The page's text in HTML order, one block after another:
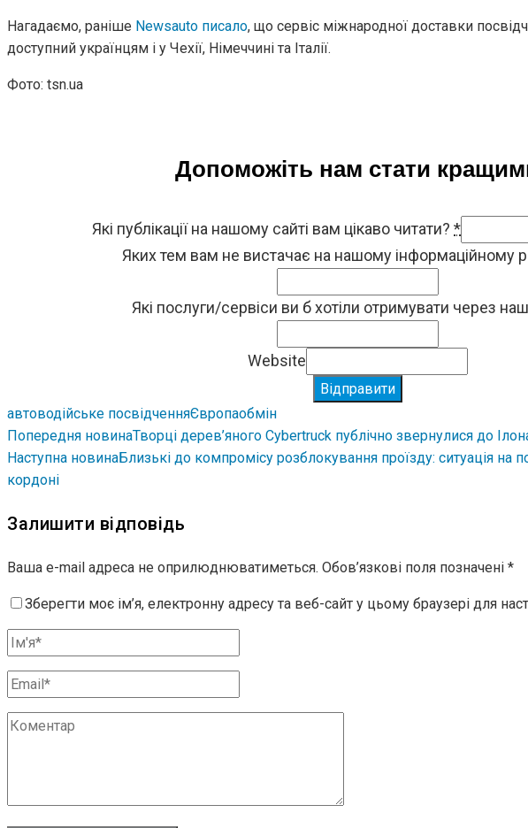
Нагадаємо, раніше Newsauto писало, що сервіс міжнародної доставки
доступний українцям і у Чехії, Німеччині та Італії.
Фото: tsn.ua
Допоможіть нам стати
Які публікації на нашому сайті вам цікаво читати? *
Яких тем вам не вистачає на нашому інформаційному
Які послуги/сервіси ви б хотіли отримувати через
Website
Відправити
автоводійське посвідченняЄвропаобмін
Попередня новинаТворці дерев’яного Cybertruck публічно звернулися до
Наступна новинаБлизькі до компромісу розблокування проїзду: ситуація на
кордоні
Залишити відповідь
Ваша e-mail адреса не оприлюднюватиметься. Обов’язкові поля позначені *
Зберегти моє ім’я, електронну адресу та веб-сайт у цьому браузері для